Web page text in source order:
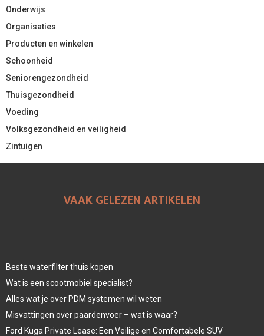
Onderwijs
Organisaties
Producten en winkelen
Schoonheid
Seniorengezondheid
Thuisgezondheid
Voeding
Volksgezondheid en veiligheid
Zintuigen
VAAK GELEZEN ARTIKELEN
Beste waterfilter thuis kopen
Wat is een scootmobiel specialist?
Alles wat je over PDM systemen wil weten
Misvattingen over paardenvoer – wat is waar?
Ford Kuga Private Lease: Een Veilige en Comfortabele SUV